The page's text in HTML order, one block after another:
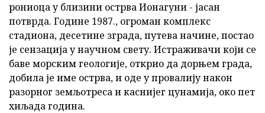
рониоца у близини острва Ионагуни - јасан
потврда. Године 1987., огроман комплекс
стадиона, десетине зграда, путева начине, постао
је сензација у научном свету. Истраживачи који се
баве морским геологије, открио да дорњем града,
добила је име острва, и оде у провалију након
разорног земљотреса и каснијег цунамија, око пет
хиљада година.